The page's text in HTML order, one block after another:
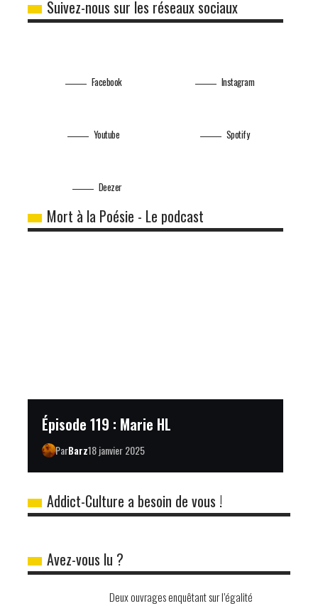
Suivez-nous sur les réseaux sociaux
Facebook
Youtube
Instagram
Spotify
Deezer
Mort à la Poésie - Le podcast
Épisode 119 : Marie HL
ParBarz18 janvier 2025
Addict-Culture a besoin de vous !
Avez-vous lu ?
Deux ouvrages enquêtant sur l’égalité